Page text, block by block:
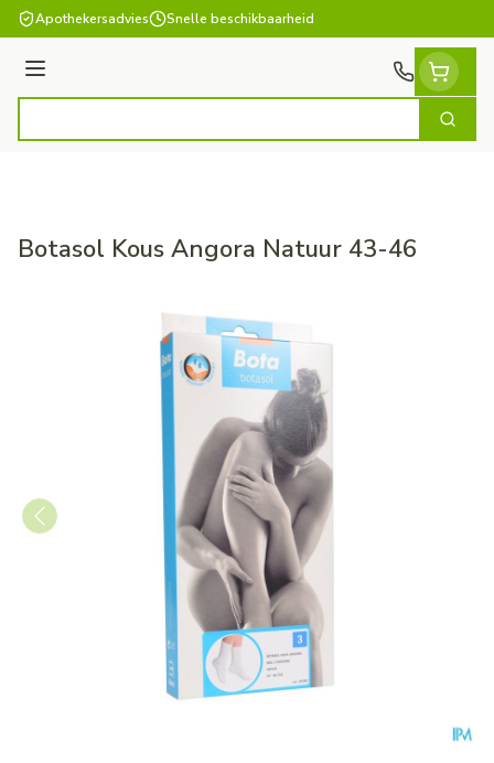
Ga naar de inhoud
Apothekersadvies Snelle beschikbaarheid
Menu
Zoek
Botasol Kous Angora Natuur 43-46